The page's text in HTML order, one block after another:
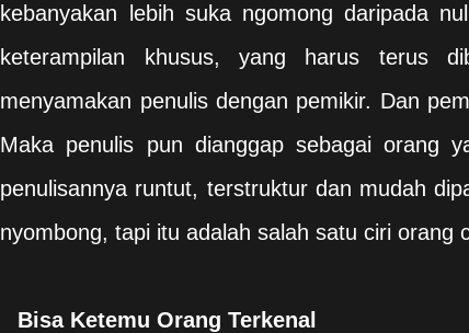
kebanyakan lebih suka ngomong daripada
keterampilan khusus, yang harus terus
menyamakan penulis dengan pemikir. Dan
Maka penulis pun dianggap sebagai orang
penulisannya runtut, terstruktur dan mudah
nyombong, tapi itu adalah salah satu ciri orang
Bisa Ketemu Orang Terkenal